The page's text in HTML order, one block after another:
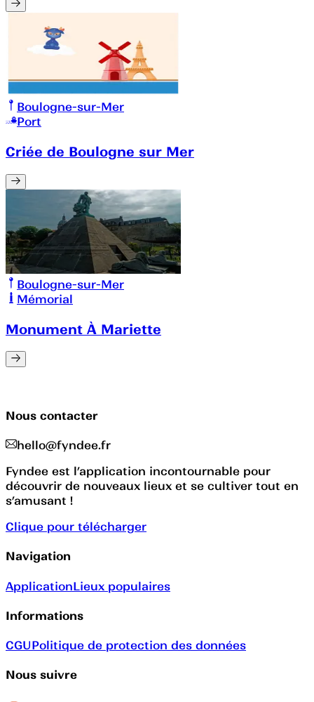
Boulogne-sur-Mer
Port
Criée de Boulogne sur Mer
Boulogne-sur-Mer
Mémorial
Monument À Mariette
Nous contacter
hello@fyndee.fr
Fyndee est l’application incontournable pour
découvrir de nouveaux lieux et se cultiver tout en
s’amusant !
Clique pour télécharger
Navigation
ApplicationLieux populaires
Informations
CGUPolitique de protection des données
Nous suivre